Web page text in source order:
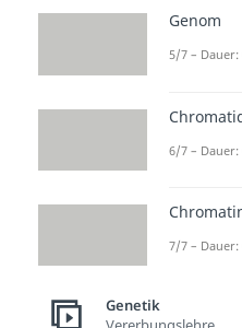
Die
Genom
5/7 – Dauer:
6/7 – Dauer:
7/7 – Dauer:
Genetik